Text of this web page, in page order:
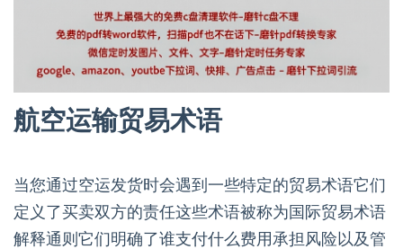
航空运输贸易术语
当您通过空运发货时会遇到一些特定的贸易术语它们
定义了买卖双方的责任这些术语被称为国际贸易术语
解释通则它们明确了谁支付什么费用承担风险以及管